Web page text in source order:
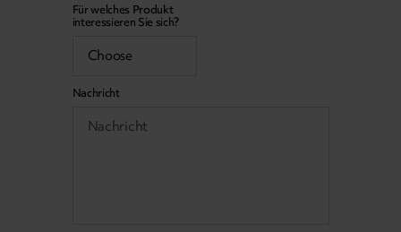
Für welches Produkt
interessieren Sie sich?
Nachricht